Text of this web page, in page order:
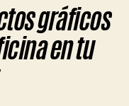
gráficos
en tu